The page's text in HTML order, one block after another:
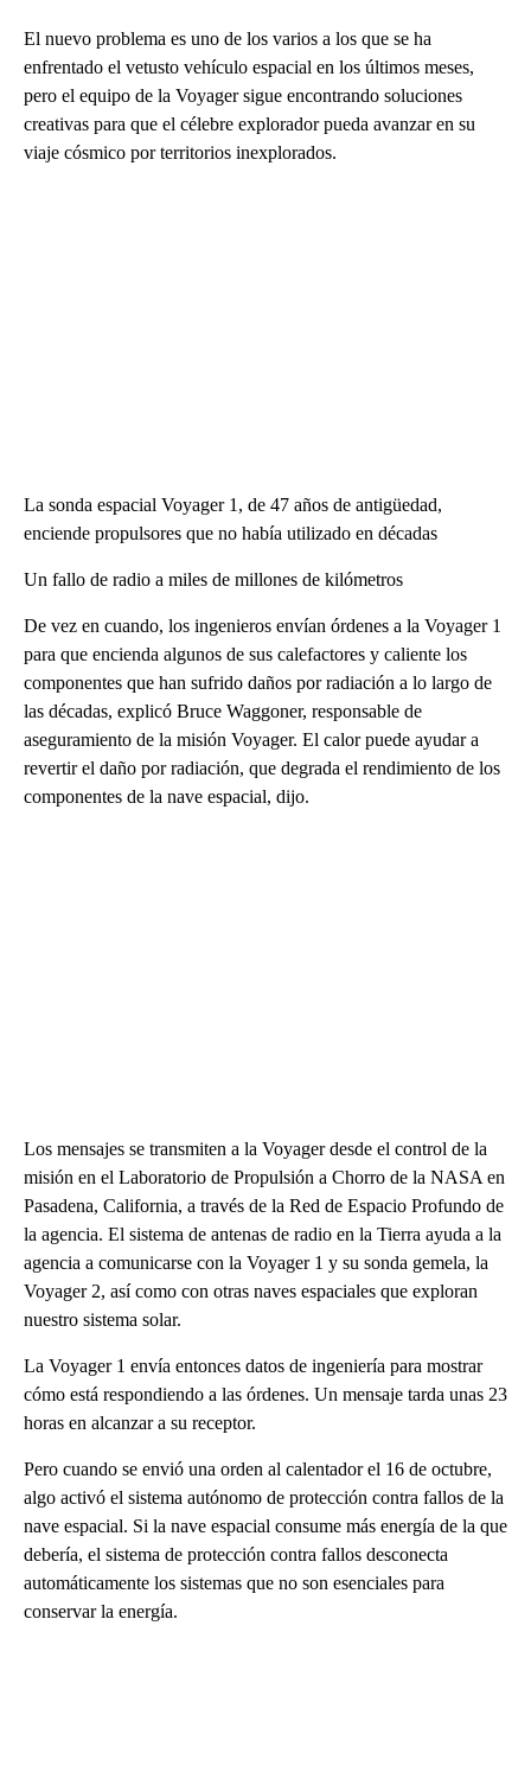
El nuevo problema es uno de los varios a los que se ha
enfrentado el vetusto vehículo espacial en los últimos meses,
pero el equipo de la Voyager sigue encontrando soluciones
creativas para que el célebre explorador pueda avanzar en su
viaje cósmico por territorios inexplorados.
La sonda espacial Voyager 1, de 47 años de antigüedad,
enciende propulsores que no había utilizado en décadas
Un fallo de radio a miles de millones de kilómetros
De vez en cuando, los ingenieros envían órdenes a la Voyager 1
para que encienda algunos de sus calefactores y caliente los
componentes que han sufrido daños por radiación a lo largo de
las décadas, explicó Bruce Waggoner, responsable de
aseguramiento de la misión Voyager. El calor puede ayudar a
revertir el daño por radiación, que degrada el rendimiento de los
componentes de la nave espacial, dijo.
Los mensajes se transmiten a la Voyager desde el control de la
misión en el Laboratorio de Propulsión a Chorro de la NASA en
Pasadena, California, a través de la Red de Espacio Profundo de
la agencia. El sistema de antenas de radio en la Tierra ayuda a la
agencia a comunicarse con la Voyager 1 y su sonda gemela, la
Voyager 2, así como con otras naves espaciales que exploran
nuestro sistema solar.
La Voyager 1 envía entonces datos de ingeniería para mostrar
cómo está respondiendo a las órdenes. Un mensaje tarda unas 23
horas en alcanzar a su receptor.
Pero cuando se envió una orden al calentador el 16 de octubre,
algo activó el sistema autónomo de protección contra fallos de la
nave espacial. Si la nave espacial consume más energía de la que
debería, el sistema de protección contra fallos desconecta
automáticamente los sistemas que no son esenciales para
conservar la energía.